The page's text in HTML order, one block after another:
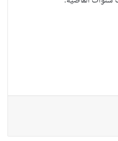
في العراق استراحة